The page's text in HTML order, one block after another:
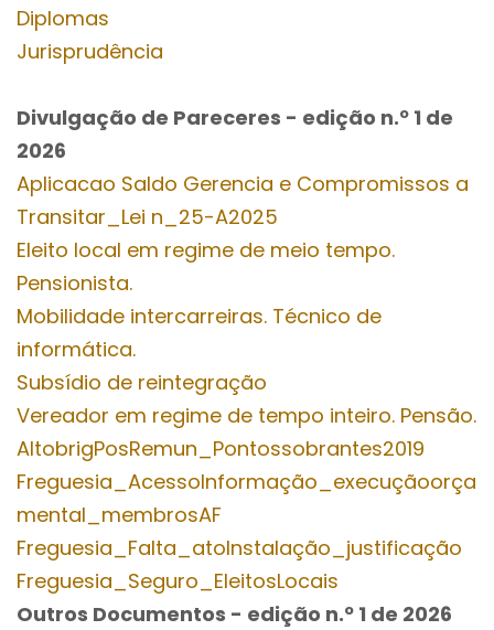
Diplomas
Jurisprudência
Divulgação de Pareceres - edição n.º 1 de
2026
Aplicacao Saldo Gerencia e Compromissos a
Transitar_Lei n_25-A2025
Eleito local em regime de meio tempo.
Pensionista.
Mobilidade intercarreiras. Técnico de
informática.
Subsídio de reintegração
Vereador em regime de tempo inteiro. Pensão.
AltobrigPosRemun_Pontossobrantes2019
Freguesia_AcessoInformação_execuçãoorça
mental_membrosAF
Freguesia_Falta_atoInstalação_justificação
Freguesia_Seguro_EleitosLocais
Outros Documentos - edição n.º 1 de 2026